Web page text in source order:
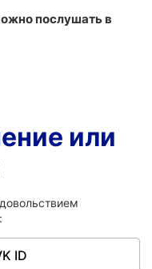
послушать в
или
ID